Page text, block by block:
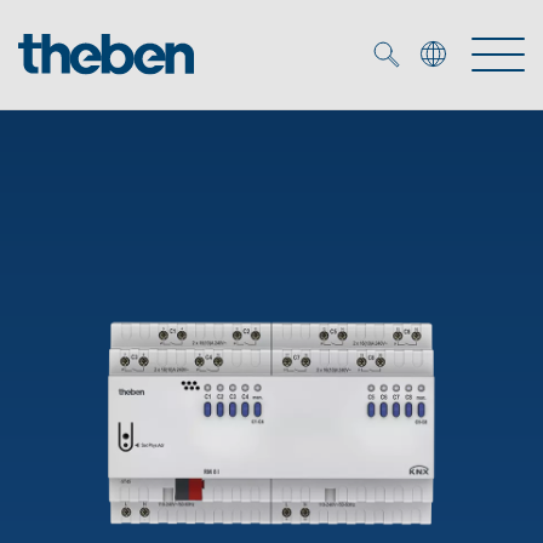
Smart Home
Detetores de presença e movimentos
Foco LED
Biblioteca de mídia
Seminários técnicos
Soluções
Sistema de casa inteligente LUXORliving
Projetores de LED
Theben AG
Contacto